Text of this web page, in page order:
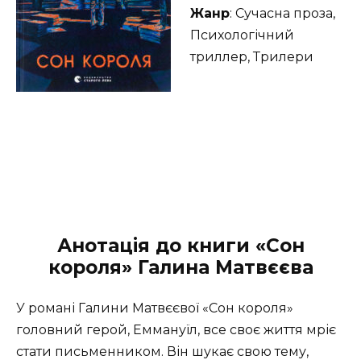
Жанр: Сучасна проза,
Психологічний
триллер, Трилери
Анотація до книги «Сон
короля» Галина Матвєєва
У романі Галини Матвєєвої «Сон короля»
головний герой, Еммануїл, все своє життя мріє
стати письменником. Він шукає свою тему,